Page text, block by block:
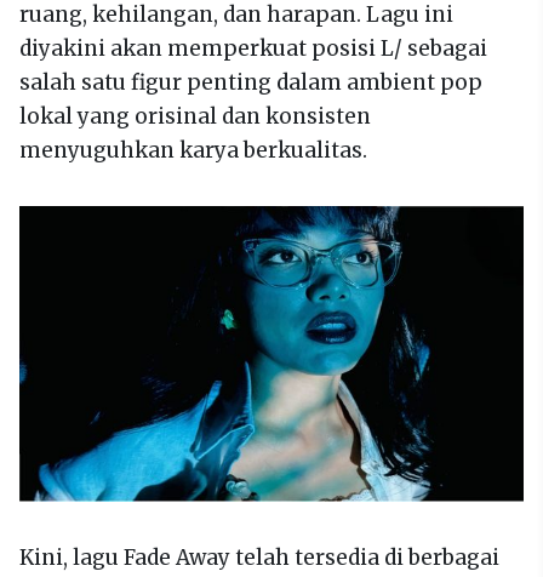
ruang, kehilangan, dan harapan. Lagu ini
diyakini akan memperkuat posisi L/ sebagai
salah satu figur penting dalam ambient pop
lokal yang orisinal dan konsisten
menyuguhkan karya berkualitas.
Kini, lagu Fade Away telah tersedia di berbagai